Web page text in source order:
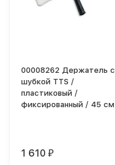
00008262 Держатель с
шубкой TTS /
пластиковый /
фиксированный / 45 см
1 610₽